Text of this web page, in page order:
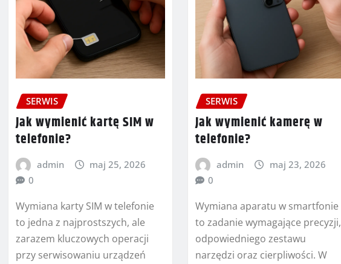
SERWIS
Jak wymienić kartę SIM w
telefonie?
admin
maj 25, 2026
0
Wymiana karty SIM w telefonie
to jedna z najprostszych, ale
zarazem kluczowych operacji
przy serwisowaniu urządzeń
SERWIS
Jak wymienić kamerę w
telefonie?
admin
maj 23, 2026
0
Wymiana aparatu w smartfonie
to zadanie wymagające precyzji,
odpowiedniego zestawu
narzędzi oraz cierpliwości. W